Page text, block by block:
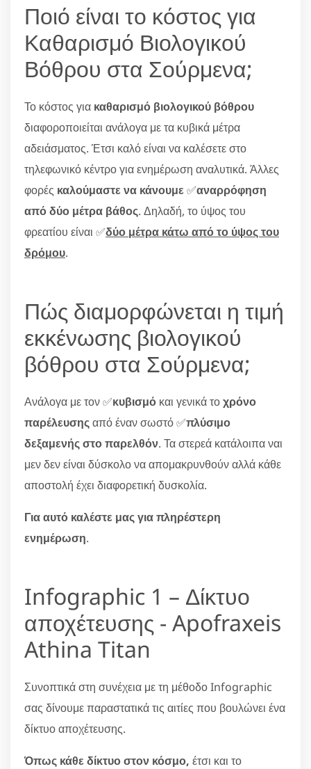
Ποιό είναι το κόστος για
Καθαρισμό Βιολογικού
Βόθρου στα Σούρμενα;
Το κόστος για καθαρισμό βιολογικού βόθρου
διαφοροποιείται ανάλογα με τα κυβικά μέτρα
αδειάσματος. Έτσι καλό είναι να καλέσετε στο
τηλεφωνικό κέντρο για ενημέρωση αναλυτικά. Άλλες
φορές καλούμαστε να κάνουμε ✅αναρρόφηση
από δύο μέτρα βάθος. Δηλαδή, το ύψος του
φρεατίου είναι ✅δύο μέτρα κάτω από το ύψος του
δρόμου.
Πώς διαμορφώνεται η τιμή
εκκένωσης βιολογικού
βόθρου στα Σούρμενα;
Ανάλογα με τον ✅κυβισμό και γενικά τοχρόνο
παρέλευσηςαπό έναν σωστό ✅πλύσιμο
δεξαμενής στο παρελθόν. Τα στερεά κατάλοιπα ναι
μεν δεν είναι δύσκολο να απομακρυνθούν αλλά κάθε
αποστολή έχει διαφορετική δυσκολία.
Για αυτό καλέστε μας για πληρέστερη
ενημέρωση.
Infographic 1 – Δίκτυο
αποχέτευσης - Apofraxeis
Athina Titan
Συνοπτικά στη συνέχεια με τη μέθοδο Infographic
σας δίνουμε παραστατικά τις αιτίες που βουλώνει ένα
δίκτυο αποχέτευσης.
Όπως κάθε δίκτυο στον κόσμο, έτσι και το